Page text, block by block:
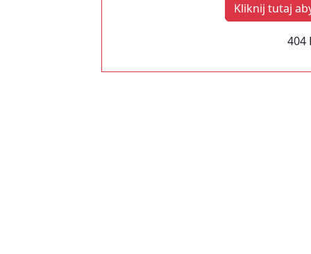
Kliknij tutaj
404